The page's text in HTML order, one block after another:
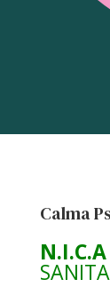
Calma